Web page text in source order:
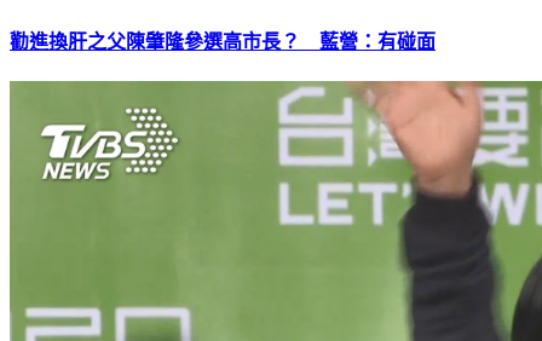
勸進換肝之父陳肇隆參選高市長？ 藍營：有碰面